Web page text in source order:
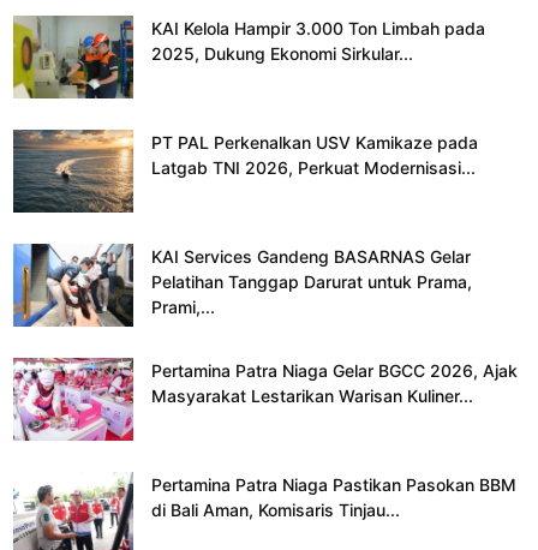
KAI Kelola Hampir 3.000 Ton Limbah pada
2025, Dukung Ekonomi Sirkular...
PT PAL Perkenalkan USV Kamikaze pada
Latgab TNI 2026, Perkuat Modernisasi...
KAI Services Gandeng BASARNAS Gelar
Pelatihan Tanggap Darurat untuk Prama,
Prami,...
Pertamina Patra Niaga Gelar BGCC 2026, Ajak
Masyarakat Lestarikan Warisan Kuliner...
Pertamina Patra Niaga Pastikan Pasokan BBM
di Bali Aman, Komisaris Tinjau...